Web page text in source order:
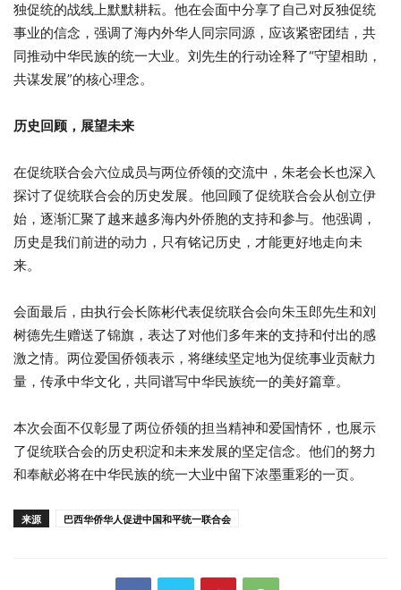
独促统的战线上默默耕耘。他在会面中分享了自己对反独促统
事业的信念，强调了海内外华人同宗同源，应该紧密团结，共
同推动中华民族的统一大业。刘先生的行动诠释了“守望相助，
共谋发展”的核心理念。
历史回顾，展望未来
在促统联合会六位成员与两位侨领的交流中，朱老会长也深入
探讨了促统联合会的历史发展。他回顾了促统联合会从创立伊
始，逐渐汇聚了越来越多海内外侨胞的支持和参与。他强调，
历史是我们前进的动力，只有铭记历史，才能更好地走向未
来。
会面最后，由执行会长陈彬代表促统联合会向朱玉郎先生和刘
树德先生赠送了锦旗，表达了对他们多年来的支持和付出的感
激之情。两位爱国侨领表示，将继续坚定地为促统事业贡献力
量，传承中华文化，共同谱写中华民族统一的美好篇章。
本次会面不仅彰显了两位侨领的担当精神和爱国情怀，也展示
了促统联合会的历史积淀和未来发展的坚定信念。他们的努力
和奉献必将在中华民族的统一大业中留下浓墨重彩的一页。
来源 巴西华侨华人促进中国和平统一联合会